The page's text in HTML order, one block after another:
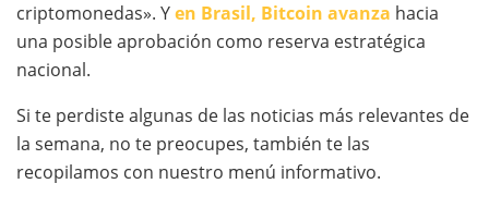
criptomonedas». Yen Brasil, Bitcoin avanza hacia
una posible aprobación como reserva estratégica
nacional.
Si te perdiste algunas de las noticias más relevantes de
la semana, no te preocupes, también te las
recopilamos con nuestro menú informativo.